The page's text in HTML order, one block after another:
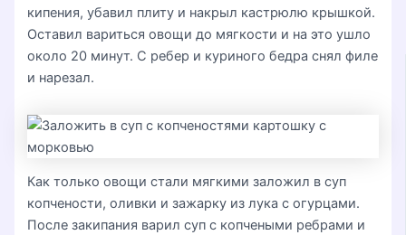
кипения, убавил плиту и накрыл кастрюлю крышкой.
Оставил вариться овощи до мягкости и на это ушло
около 20 минут. С ребер и куриного бедра снял филе
и нарезал.
Как только овощи стали мягкими заложил в суп
копчености, оливки и зажарку из лука с огурцами.
После закипания варил суп с копчеными ребрами и